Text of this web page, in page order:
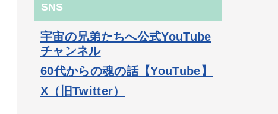
SNS
宇宙の兄弟たちへ公式YouTube
チャンネル
60代からの魂の話【YouTube】
X（旧Twitter）